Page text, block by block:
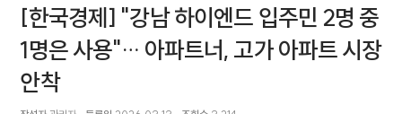
[한국경제] "강남 하이엔드 입주민 2명 중
1명은 사용"… 아파트너, 고가 아파트 시장
안착